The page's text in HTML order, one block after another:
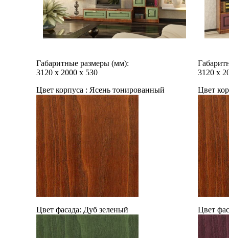
Габаритные размеры (мм):
3120 х 2000 х 530
Цвет корпуса : Ясень тонированный
Цвет фасада: Дуб зеленый
3120 х
Цвет
Цвет